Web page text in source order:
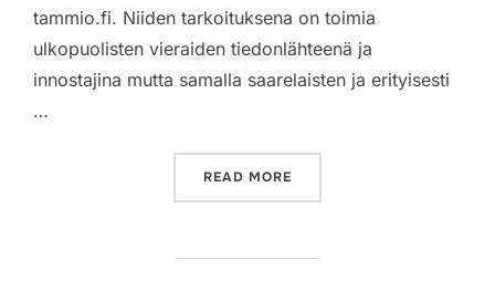
tammio.fi. Niiden tarkoituksena on toimia
ulkopuolisten vieraiden tiedonlähteenä ja
innostajina mutta samalla saarelaisten ja erityisesti
…
READ MORE